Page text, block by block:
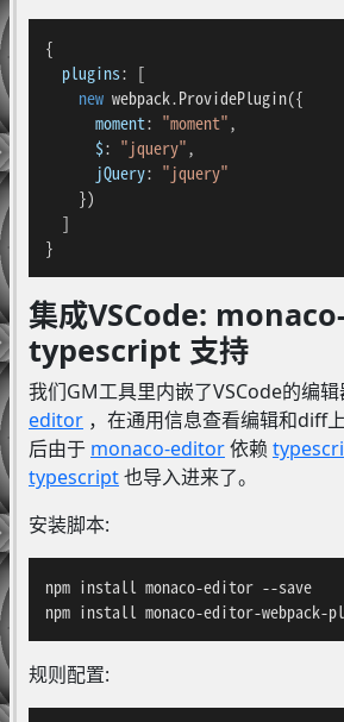
{
plugins: [
new webpack.ProvidePlugin({
moment: "moment",
$: "jquery",
jQuery: "jquery"
    })
  ]
}
集成VSCode:
typescript 支持
我们GM工具里内嵌了VSCode的编
editor，在通用信息查看编辑和diff
后由于 monaco-editor依赖
typescript也导入进来了。
安装脚本:
npm install monaco-editor --save
npm install monaco-editor-
规则配置: